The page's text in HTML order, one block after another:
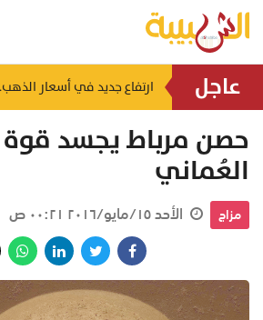
عاجل منذ ١٣ ساعة
ارتفاع جديد في أسعار الذهب.. وعيار 21 عند
حصن مرباط يجسد قوة
العُماني
مزاج الأحد ١٥/مايو/٢٠١٦ ٠٠:٢١ ص